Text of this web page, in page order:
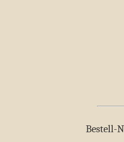
Bestell-